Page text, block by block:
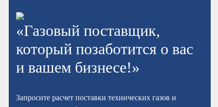
«Газовый поставщик,
который позаботится о вас
и вашем бизнесе!»
Запросите расчет поставки технических газов и